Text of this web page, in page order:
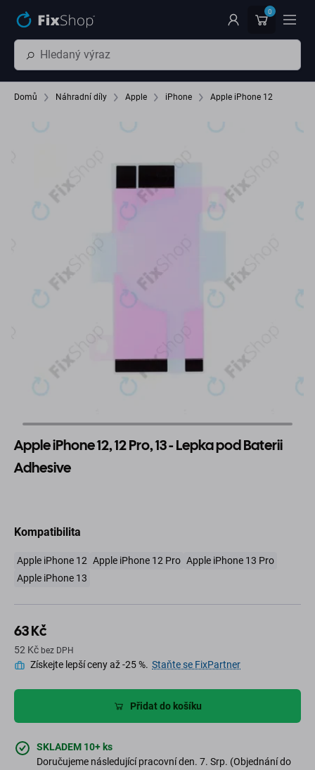
0
Domů Náhradní díly Apple iPhone Apple iPhone 12
Apple iPhone 12, 12 Pro, 13 - Lepka pod Baterii
Adhesive
Kompatibilita
Apple iPhone 12 Apple iPhone 12 Pro Apple iPhone 13 Pro
Apple iPhone 13
63 Kč
52 Kč bez DPH
Získejte lepší ceny až -25 %. Staňte se FixPartner
Přidat do košíku
SKLADEM 10+ ks
Doručujeme následující pracovní den. 7. Srp. (Objednání do